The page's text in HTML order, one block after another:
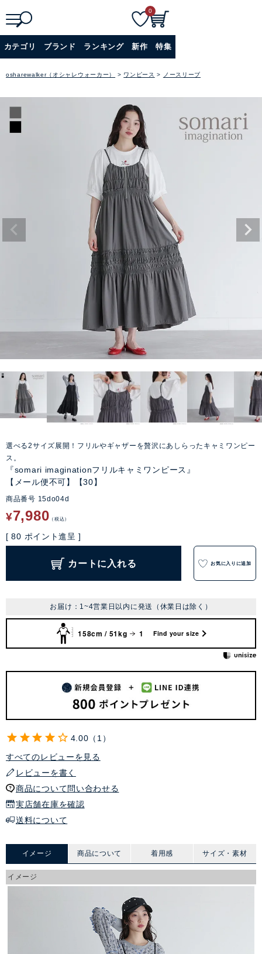
詳細検索
0
カテゴリ ブランド ランキング 新作 特集
osharewalker（オシャレウォーカー） ワンピース ノースリーブ
選べる2サイズ展開！フリルやギャザーを贅沢にあしらったキャミワンピー
ス。
『somari imaginationフリルキャミワンピース』
【メール便不可】【30】
商品番号 15do04d
¥7,980 税込
[ 80 ポイント進呈 ]
カートに入れる お気に入りに追加
お届け：1~4営業日以内に発送（休業日は除く）
158cm / 51kg 1 Find your size
4.00
1
すべてのレビューを見る
レビューを書く
商品について問い合わせる
実店舗在庫を確認
送料について
イメージ 商品について 着用感 サイズ・素材
イメージ